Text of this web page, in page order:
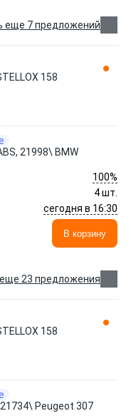
еще 7 предложений
158
21998\ BMW
100%
4 шт.
сегодня в 16:30
В корзину
23 предложения
158
Peugeot 307